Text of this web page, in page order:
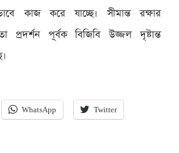
কাজ করে যাচ্ছে। সীমান্ত রক্ষার
প্রদর্শন পূর্বক বিজিবি উজ্জল দৃষ্টান্ত
WhatsApp Twitter